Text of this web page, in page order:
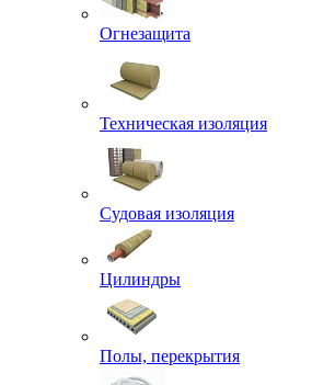
Огнезащита
Техническая изоляция
Судовая изоляция
Цилиндры
Полы, перекрытия